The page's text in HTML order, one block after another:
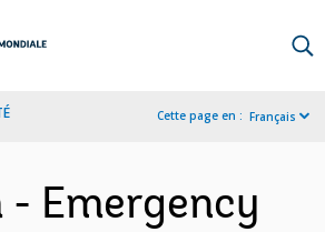
Cette page en : Français
Emergency